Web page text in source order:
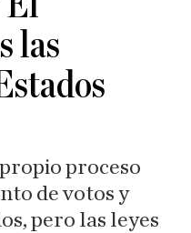
las
proceso
de votos y
pero las leyes